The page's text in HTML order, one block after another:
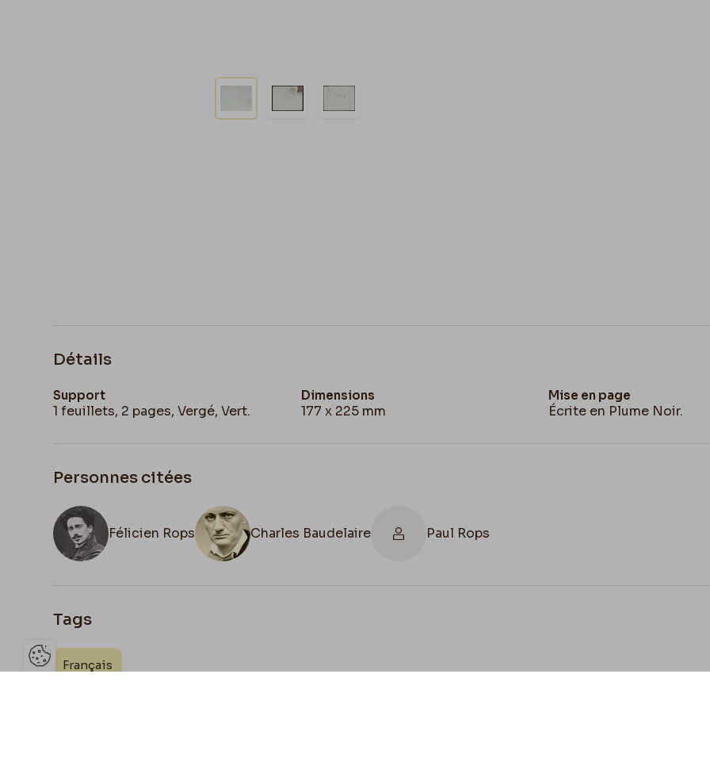
Détails
Support
1 feuillets, 2 pages, Vergé, Vert.
Dimensions
177 x 225 mm
Mise en page
Écrite en Plume Noir.
Personnes citées
Félicien Rops Charles Baudelaire Paul Rops
Tags
Français
Ouvrir la barre de gestion des cookies